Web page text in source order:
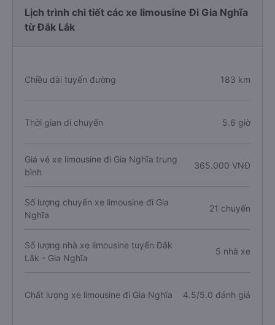
Lịch trình chi tiết các xe limousine Đi Gia Nghĩa
từ Đắk Lắk
Chiều dài tuyến đường 183 km
Thời gian di chuyển 5.6 giờ
Giá vé xe limousine đi Gia Nghĩa trung
bình
365.000 VNĐ
Số lượng chuyến xe limousine đi Gia
Nghĩa
21 chuyến
Số lượng nhà xe limousine tuyến Đắk
Lắk - Gia Nghĩa
5 nhà xe
Chất lượng xe limousine đi Gia Nghĩa 4.5/5.0 đánh giá